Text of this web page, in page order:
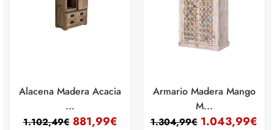
Alacena Madera Acacia
...
1.102,49€ 881,99€
Armario Madera Mango
M...
1.304,99€ 1.043,99€